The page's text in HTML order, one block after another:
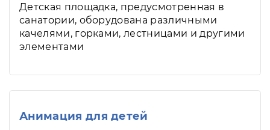
Детская площадка, предусмотренная в
санатории, оборудована различными
качелями, горками, лестницами и другими
элементами
Анимация для детей